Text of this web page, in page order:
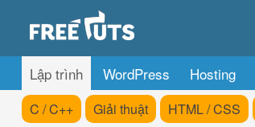
Lập trình WordPress Hosting
C / C++ Giải thuật HTML / CSS